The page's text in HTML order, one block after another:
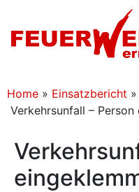
Home » Einsatzbericht »
Verkehrsunfall –